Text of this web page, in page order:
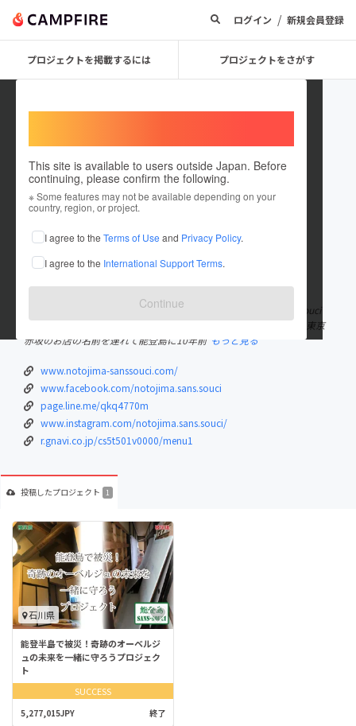
ログイン / 新規会員登録
プロジェクトを掲載するには プロジェクトをさがす
This site is available to users outside Japan. Before
continuing, please confirm the following.
※ Some features may not be available depending on your
country, region, or project.
I agree to the Terms of Use and Privacy Policy.
I agree to the International Support Terms.
Continue
notojima_sanssouci
これまでに1件のプロジェクトを投稿しています
在住国：日本 現在地：石川県
出身国：日本 出身地：東京都
1日1組限定の泊まれる農漁家フレンチレストラン「能登島Sans-souci
(サンスーシィ)」を経営。日本海の地魚と自然豊かな町に惚れて、東京
赤坂のお店の名前を連れて能登島に10年前 もっと見る
www.notojima-sanssouci.com/
www.facebook.com/notojima.sans.souci
page.line.me/qkq4770m
www.instagram.com/notojima.sans.souci/
r.gnavi.co.jp/cs5t501v0000/menu1
投稿したプロジェクト 1
石川県
能登半島で被災！奇跡のオーベルジ
ュの未来を一緒に守ろうプロジェク
ト
SUCCESS
5,277,015JPY 終了